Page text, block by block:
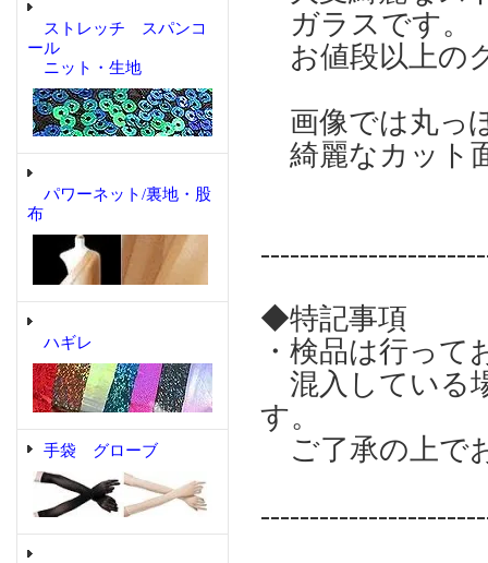
ストレッチ スパンコ
ール
ニット・生地
パワーネット/裏地・股
布
ハギレ
手袋 グローブ
ガラスです。
お値段以上の
画像では丸っ
綺麗なカット
◆特記事項
・検品は行っ
混入している
す。
ご了承の上で